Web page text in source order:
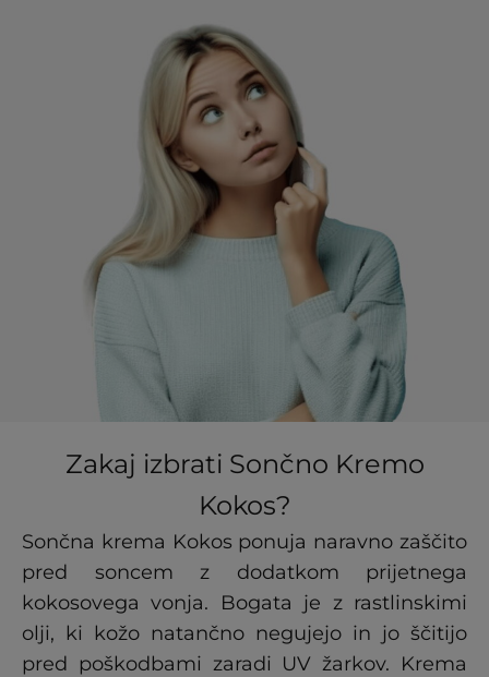
Zakaj izbrati Sončno Kremo
Kokos?
Sončna krema Kokos ponuja naravno zaščito
pred soncem z dodatkom prijetnega
kokosovega vonja. Bogata je z rastlinskimi
olji, ki kožo natančno negujejo in jo ščitijo
pred poškodbami zaradi UV žarkov. Krema